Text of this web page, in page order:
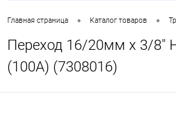
Главная страница • Каталог товаров •
Переход 16/20мм x 3/8"
(100А) (7308016)